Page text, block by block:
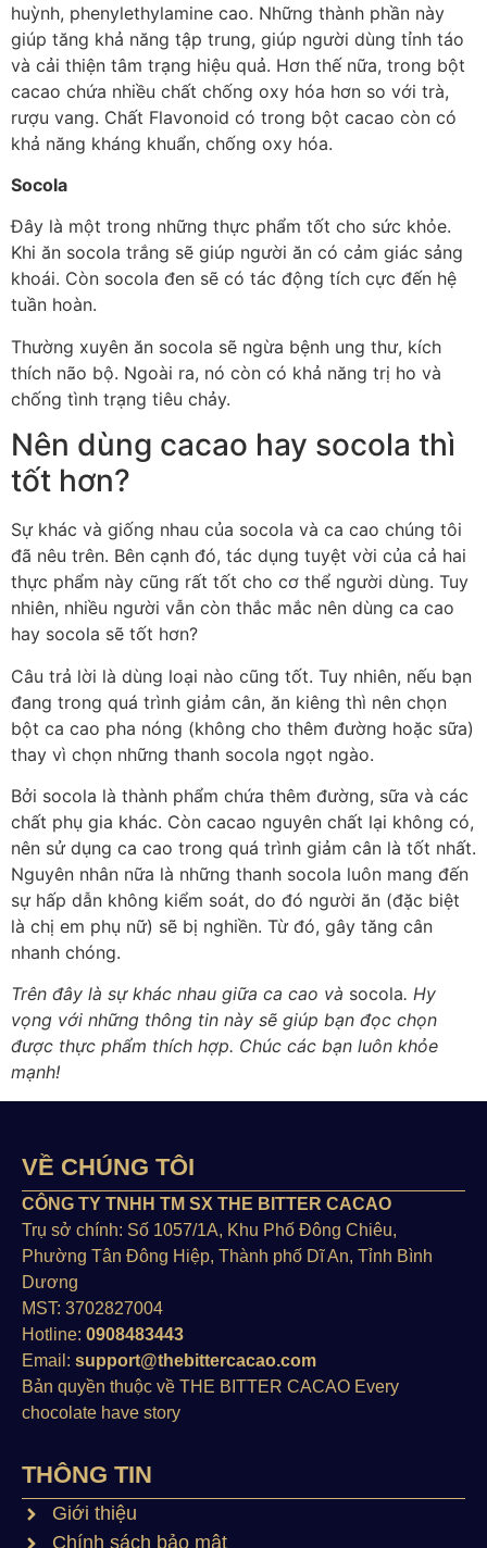
huỳnh, phenylethylamine cao. Những thành phần này
giúp tăng khả năng tập trung, giúp người dùng tỉnh táo
và cải thiện tâm trạng hiệu quả. Hơn thế nữa, trong bột
cacao chứa nhiều chất chống oxy hóa hơn so với trà,
rượu vang. Chất Flavonoid có trong bột cacao còn có
khả năng kháng khuẩn, chống oxy hóa.
Socola
Đây là một trong những thực phẩm tốt cho sức khỏe.
Khi ăn socola trắng sẽ giúp người ăn có cảm giác sảng
khoái. Còn socola đen sẽ có tác động tích cực đến hệ
tuần hoàn.
Thường xuyên ăn socola sẽ ngừa bệnh ung thư, kích
thích não bộ. Ngoài ra, nó còn có khả năng trị ho và
chống tình trạng tiêu chảy.
Nên dùng cacao hay socola thì
tốt hơn?
Sự khác và giống nhau của socola và ca cao chúng tôi
đã nêu trên. Bên cạnh đó, tác dụng tuyệt vời của cả hai
thực phẩm này cũng rất tốt cho cơ thể người dùng. Tuy
nhiên, nhiều người vẫn còn thắc mắc nên dùng ca cao
hay socola sẽ tốt hơn?
Câu trả lời là dùng loại nào cũng tốt. Tuy nhiên, nếu bạn
đang trong quá trình giảm cân, ăn kiêng thì nên chọn
bột ca cao pha nóng (không cho thêm đường hoặc sữa)
thay vì chọn những thanh socola ngọt ngào.
Bởi socola là thành phẩm chứa thêm đường, sữa và các
chất phụ gia khác. Còn cacao nguyên chất lại không có,
nên sử dụng ca cao trong quá trình giảm cân là tốt nhất.
Nguyên nhân nữa là những thanh socola luôn mang đến
sự hấp dẫn không kiểm soát, do đó người ăn (đặc biệt
là chị em phụ nữ) sẽ bị nghiền. Từ đó, gây tăng cân
nhanh chóng.
Trên đây là sự khác nhau giữa ca cao và socola. Hy
vọng với những thông tin này sẽ giúp bạn đọc chọn
được thực phẩm thích hợp. Chúc các bạn luôn khỏe
mạnh!
VỀ CHÚNG TÔI
CÔNG TY TNHH TM SX THE BITTER CACAO
Trụ sở chính: Số 1057/1A, Khu Phố Đông Chiêu,
Phường Tân Đông Hiệp, Thành phố Dĩ An, Tỉnh Bình
Dương
MST: 3702827004
Hotline: 0908483443
Email: support@thebittercacao.com
Bản quyền thuộc về THE BITTER CACAO Every
chocolate have story
THÔNG TIN
Giới thiệu
Chính sách bảo mật